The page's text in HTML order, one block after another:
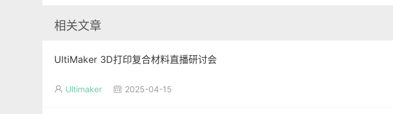
相关文章
UltiMaker 3D打印复合材料直播研讨会
 Ultimaker  2025-04-15